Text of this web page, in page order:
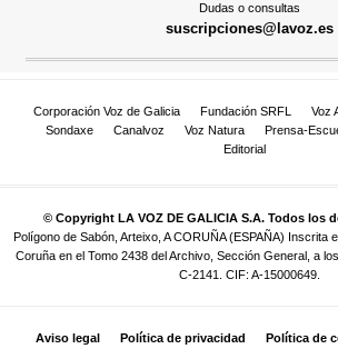
Dudas o consultas
suscripciones@lavoz.es
Corporación Voz de Galicia Fundación SRFL Voz
Sondaxe
Canalvoz Voz Natura Prensa-
Editorial
© Copyright LA VOZ DE GALICIA S.A. Todos los
Polígono de Sabón, Arteixo, A CORUÑA (ESPAÑA) Inscrita
Coruña en el Tomo 2438 del Archivo, Sección General, a
C-2141. CIF: A-15000649.
Aviso legal Política de privacidad Política de